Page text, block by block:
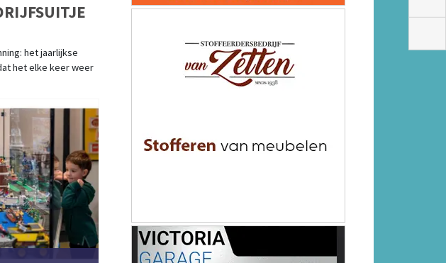
het jaarlijkse
het elke keer weer